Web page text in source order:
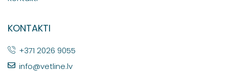
KONTAKTI
+371 2026 9055
info@vetline.lv